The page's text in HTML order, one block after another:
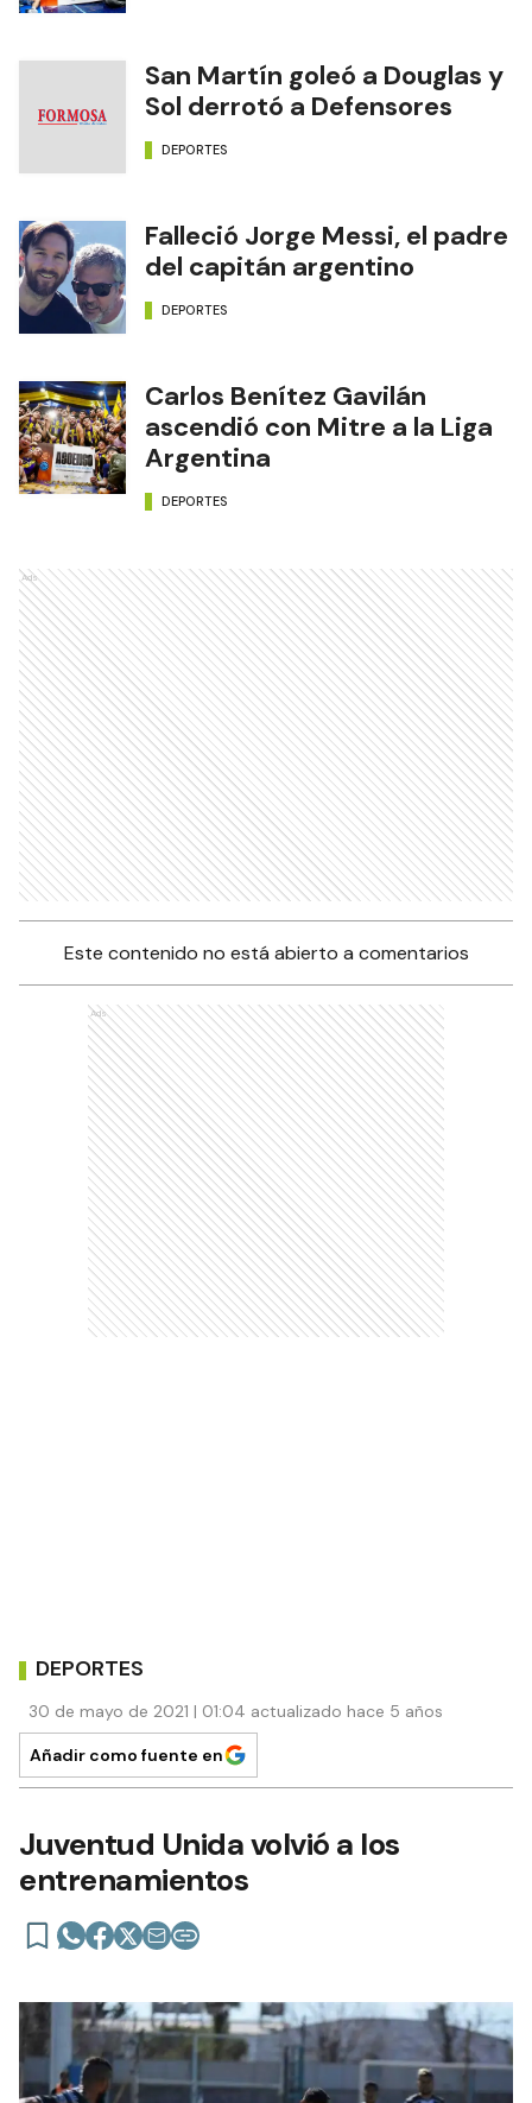
San Martín goleó a Douglas y
Sol derrotó a Defensores
DEPORTES
Falleció Jorge Messi, el padre
del capitán argentino
DEPORTES
Carlos Benítez Gavilán
ascendió con Mitre a la Liga
Argentina
DEPORTES
Ads
Este contenido no está abierto a comentarios
Ads
DEPORTES
30 de mayo de 2021 | 01:04 actualizado hace 5 años
Añadir como fuente en
Juventud Unida volvió a los
entrenamientos